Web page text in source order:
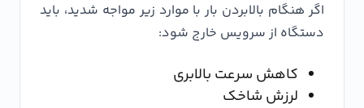
اگر هنگام بالابردن بار با موارد زیر مواجه شدید، باید
دستگاه از سرویس خارج شود:
کاهش سرعت بالابری
لرزش شاخک